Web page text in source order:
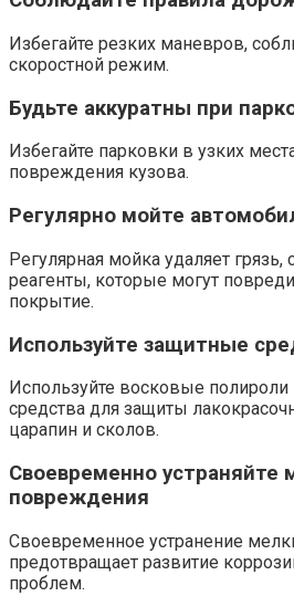
Избегайте резких маневров,
скоростной режим.
Будьте аккуратны при
Избегайте парковки в узких
повреждения кузова.
Регулярно мойте
Регулярная мойка удаляет грязь,
реагенты, которые могут
покрытие.
Используйте защитные
Используйте восковые
средства для защиты
царапин и сколов.
Своевременно устраняйте
повреждения
Своевременное устранение
предотвращает развитие
проблем.